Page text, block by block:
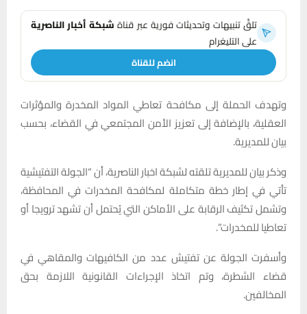
تلقَّ تنبيهات وتحديثات فورية عبر قناةشبكة أخبار الناصرية
على التليغرام
انضم للقناة
وتهدف الحملة إلى مكافحة تعاطي المواد المخدرة والمؤثرات
العقلية، بالإضافة إلى تعزيز الأمن المجتمعي في القضاء، بحسب
بيان للمديرية.
وذكر بيان للمديرية تلقته لشبكة اخبار الناصرية، أن “الجولة التفتيشية
تأتي في إطار خطة متكاملة لمكافحة المخدرات في المحافظة،
وتشمل تكثيف الرقابة على الأماكن التي يُحتمل أن تشهد ترويجا أو
تعاطيا للمخدرات”.
وأسفرت الجولة عن تفتيش عدد من الكافيهات والمقاهي في
قضاء الشطرة، وتم اتخاذ الإجراءات القانونية اللازمة بحق
المخالفين.